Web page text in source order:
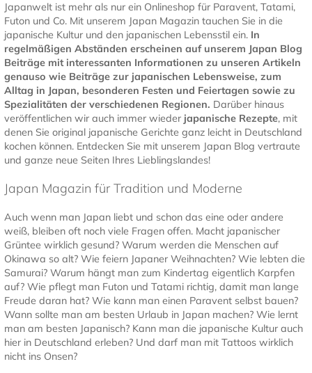
Japanwelt ist mehr als nur ein Onlineshop für Paravent, Tatami,
Futon und Co. Mit unserem Japan Magazin tauchen Sie in die
japanische Kultur und den japanischen Lebensstil ein. In
regelmäßigen Abständen erscheinen auf unserem Japan Blog
Beiträge mit interessanten Informationen zu unseren Artikeln
genauso wie Beiträge zur japanischen Lebensweise, zum
Alltag in Japan, besonderen Festen und Feiertagen sowie zu
Spezialitäten der verschiedenen Regionen. Darüber hinaus
veröffentlichen wir auch immer wieder japanische Rezepte, mit
denen Sie original japanische Gerichte ganz leicht in Deutschland
kochen können. Entdecken Sie mit unserem Japan Blog vertraute
und ganze neue Seiten Ihres Lieblingslandes!
Japan Magazin für Tradition und Moderne
Auch wenn man Japan liebt und schon das eine oder andere
weiß, bleiben oft noch viele Fragen offen. Macht japanischer
Grüntee wirklich gesund? Warum werden die Menschen auf
Okinawa so alt? Wie feiern Japaner Weihnachten? Wie lebten die
Samurai? Warum hängt man zum Kindertag eigentlich Karpfen
auf? Wie pflegt man Futon und Tatami richtig, damit man lange
Freude daran hat? Wie kann man einen Paravent selbst bauen?
Wann sollte man am besten Urlaub in Japan machen? Wie lernt
man am besten Japanisch? Kann man die japanische Kultur auch
hier in Deutschland erleben? Und darf man mit Tattoos wirklich
nicht ins Onsen?